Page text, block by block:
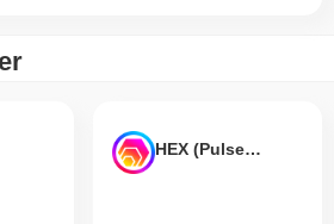
HEX (Pulsechain)